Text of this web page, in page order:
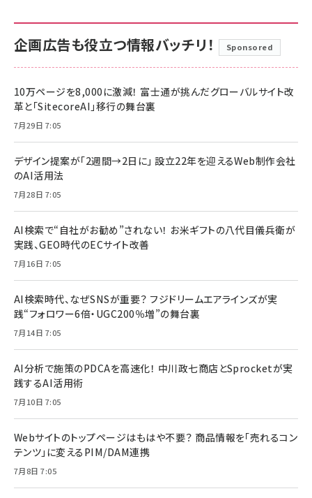
企画広告も役立つ情報バッチリ！ Sponsored
10万ページを8,000に激減！ 富士通が挑んだグローバルサイト改
革と「SitecoreAI」移行の舞台裏
7月29日 7:05
デザイン提案が「2週間→2日に」 設立22年を迎えるWeb制作会社
のAI活用法
7月28日 7:05
AI検索で“自社がお勧め”されない！ お米ギフトの八代目儀兵衛が
実践、GEO時代のECサイト改善
7月16日 7:05
AI検索時代、なぜSNSが重要？ フジドリームエアラインズが実
践“フォロワー6倍・UGC200％増”の舞台裏
7月14日 7:05
AI分析で施策のPDCAを高速化！ 中川政七商店とSprocketが実
践するAI活用術
7月10日 7:05
Webサイトのトップページはもはや不要？ 商品情報を「売れるコン
テンツ」に変えるPIM/DAM連携
7月8日 7:05